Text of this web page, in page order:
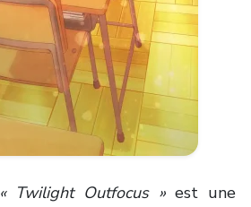
« Twilight Outfocus »est une